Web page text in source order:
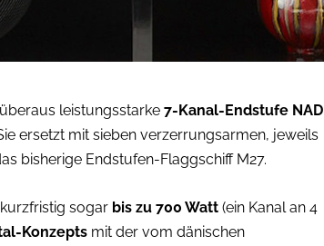
leistungsstarke7-Kanal-Endstufe NAD
ersetzt mit sieben verzerrungsarmen, jeweils
bisherige Endstufen-Flaggschiff M27.
sogar bis zu 700 Watt(ein Kanal an 4
Konzepts mit der vom dänischen